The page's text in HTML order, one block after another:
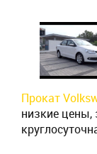
Прокат
низкие цены,